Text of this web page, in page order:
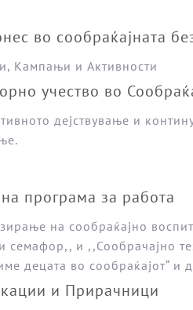
во сообраќајната
Кампањи и Активности
учество во
дејствување и
програма за работа
на сообраќајно
семафор,, и ,,Сообрачајно
децата во сообраќајот“ и
и Прирачници